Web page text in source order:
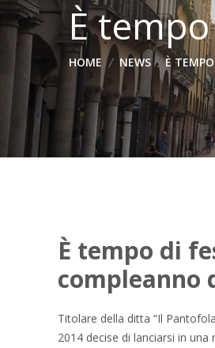
È
HOME NEWS È
È tempo di
compleanno
Titolare della ditta “Il
2014 decise di lanciarsi in una